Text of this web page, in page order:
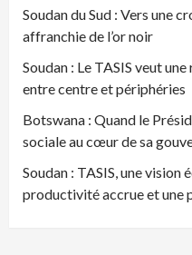
Soudan du Sud : Vers une
affranchie de l’or noir
Soudan : Le TASIS veut
entre centre et périphéries
Botswana : Quand le
sociale au cœur de sa
Soudan : TASIS, une
productivité accrue et une